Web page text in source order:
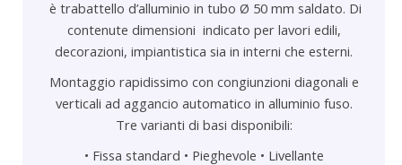
è trabattello d’alluminio in tubo Ø 50 mm saldato. Di
contenute dimensioni indicato per lavori edili,
decorazioni, impiantistica sia in interni che esterni.
Montaggio rapidissimo con congiunzioni diagonali e
verticali ad aggancio automatico in alluminio fuso.
Tre varianti di basi disponibili:
• Fissa standard • Pieghevole • Livellante